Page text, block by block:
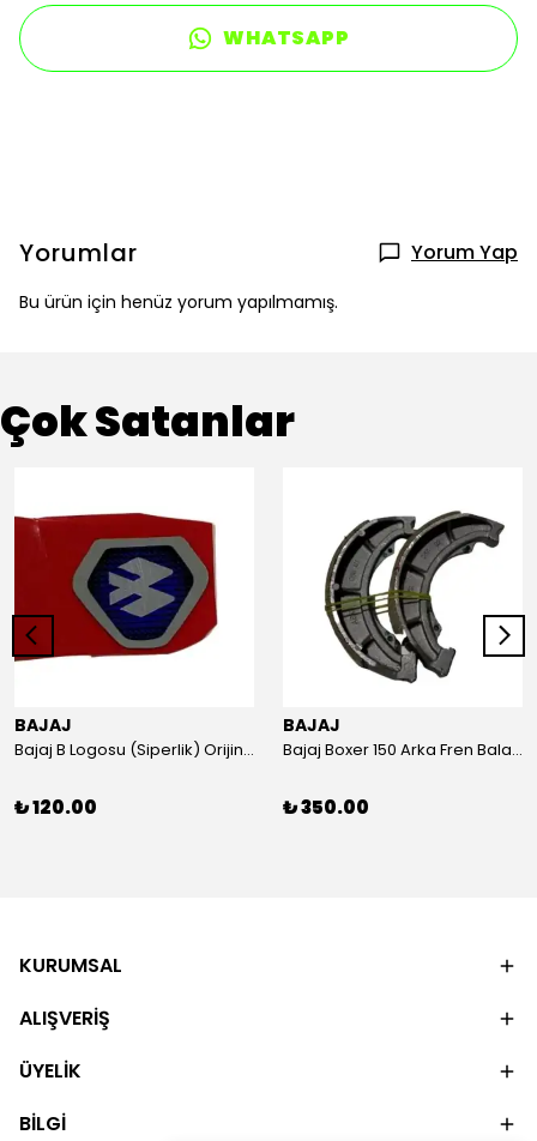
WHATSAPP
Yorumlar Yorum Yap
Bu ürün için henüz yorum yapılmamış.
Çok Satanlar
BAJAJ
Bajaj B Logosu (Siperlik) Orijinal
₺ 120.00
BAJAJ
Bajaj Boxer 150 Arka Fren Balatası Orijinal
₺ 350.00
KURUMSAL
ALIŞVERİŞ
ÜYELİK
BİLGİ